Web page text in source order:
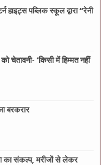
हाइट्स पब्लिक स्कूल द्वारा “रेनी
चेतावनी- ‘किसी में हिम्मत नहीं
बरकरार
का संकल्प, मरीजों से लेकर